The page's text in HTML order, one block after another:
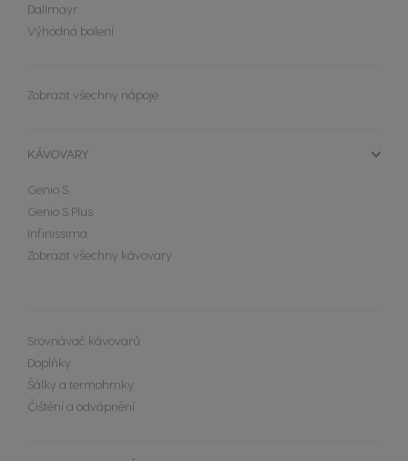
Dallmayr
Výhodná balení
Zobrazit všechny nápoje
KÁVOVARY
Genio S
Genio S Plus
Infinissima
Zobrazit všechny kávovary
Srovnávač kávovarů
Doplňky
Šálky a termohrnky
Čištění a odvápnění